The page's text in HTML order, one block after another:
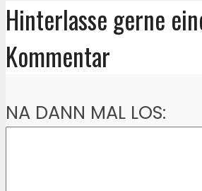
Hinterlasse gerne
Kommentar
NA DANN MAL LOS: